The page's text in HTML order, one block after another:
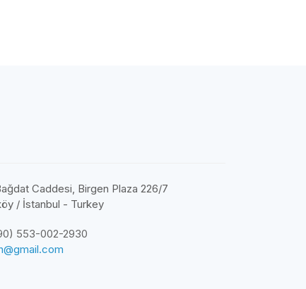
Caddesi, Birgen Plaza 226/7
/ İstanbul - Turkey
553-002-2930